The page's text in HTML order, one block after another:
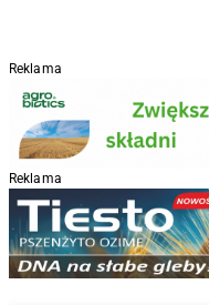
Reklama
Reklama